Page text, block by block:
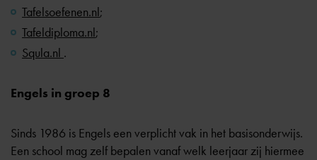
Tafelsoefenen.nl;
Tafeldiploma.nl;
Squla.nl .
Engels in groep 8
Sinds 1986 is Engels een verplicht vak in het basisonderwijs.
Een school mag zelf bepalen vanaf welk leerjaar zij hiermee